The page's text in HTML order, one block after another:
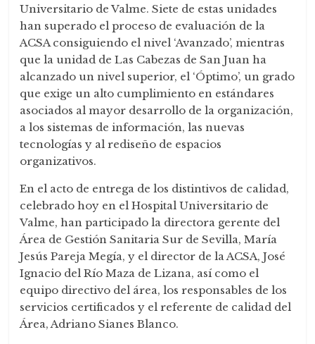
Universitario de Valme. Siete de estas unidades
han superado el proceso de evaluación de la
ACSA consiguiendo el nivel ‘Avanzado’, mientras
que la unidad de Las Cabezas de San Juan ha
alcanzado un nivel superior, el ‘Óptimo’, un grado
que exige un alto cumplimiento en estándares
asociados al mayor desarrollo de la organización,
a los sistemas de información, las nuevas
tecnologías y al rediseño de espacios
organizativos.
En el acto de entrega de los distintivos de calidad,
celebrado hoy en el Hospital Universitario de
Valme, han participado la directora gerente del
Área de Gestión Sanitaria Sur de Sevilla, María
Jesús Pareja Megía, y el director de la ACSA, José
Ignacio del Río Maza de Lizana, así como el
equipo directivo del área, los responsables de los
servicios certificados y el referente de calidad del
Área, Adriano Sianes Blanco.